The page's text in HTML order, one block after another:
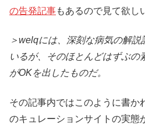
の告発記事もあるので見て欲し
＞welqには、深刻な病気の解
いるが、そのほとんどはずぶの
がOKを出したものだ。
その記事内ではこのように書か
のキュレーションサイトの実態